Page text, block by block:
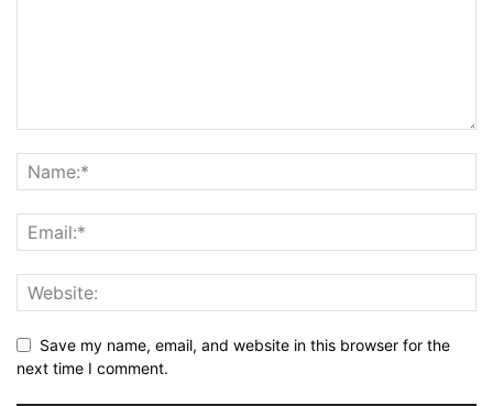
Save my name, email, and website in this browser for the
next time I comment.